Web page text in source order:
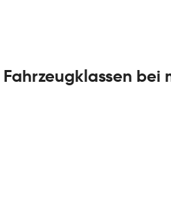
bei